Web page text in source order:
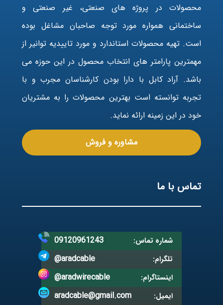
محصولات در پروژه های صنعتی، غیر صنعتی و
ساختمانی همواره مورد توجه صاحبان مشاغل بوده
است. تهیه محصولات استاندارد و مورد تاییدیه توانیر از
مهمترین پارامتر های انتخاب محصول در این حوزه می
باشد. آراد کابل با دارا بودن کارشناسان مجرب و با
تجربه توانسته است بهترین محصولات را به مشتریان
خود در این زمینه ارائه نماید.
مشاوره و فروش
تماس با ما
شماره تماس: 09120961243
تلگرام: @aradcable
اینستاگرام: @aradwirecable
ایمیل: aradcable@gmail.com